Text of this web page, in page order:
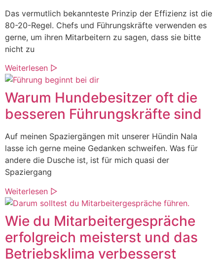
Das vermutlich bekannteste Prinzip der Effizienz ist die
80-20-Regel. Chefs und Führungskräfte verwenden es
gerne, um ihren Mitarbeitern zu sagen, dass sie bitte
nicht zu
Weiterlesen ▷
Warum Hundebesitzer oft die
besseren Führungskräfte sind
Auf meinen Spaziergängen mit unserer Hündin Nala
lasse ich gerne meine Gedanken schweifen. Was für
andere die Dusche ist, ist für mich quasi der
Spaziergang
Weiterlesen ▷
Wie du Mitarbeitergespräche
erfolgreich meisterst und das
Betriebsklima verbesserst